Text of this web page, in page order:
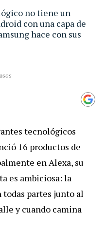
no tiene un
con una capa de
hace con sus
tecnológicos
16 productos de
en Alexa, su
es ambiciosa: la
todas partes junto al
y cuando camina